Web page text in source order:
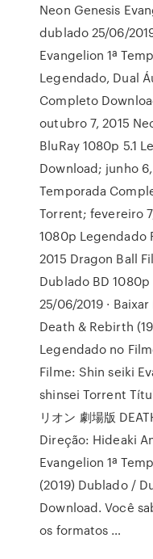
Neon Genesis
dublado 25/06/
Evangelion 1ª
Legendado, Dual
Completo
outubro 7, 2015
BluRay 1080p 5.1
Download; junho
Temporada
Torrent; fevereiro
1080p Legendado
2015 Dragon Ball
Dublado BD
25/06/2019 ·
Death & Rebirth
Legendado no
Filme: Shin seiki
shinsei Torrent
リオン 劇場版
Direção: Hideaki
Evangelion 1ª
(2019) Dublado /
Download. Você
os formatos …